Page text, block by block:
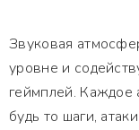
Звуковая
уровне и
геймплей. Каждое
будь то шаги,